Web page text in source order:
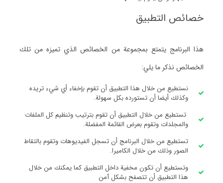
خصائص التطبيق
هذا البرنامج يتمتع بمجموعة من الخصائص الذي تميزه من تلك
الخصائص نذكر ما يلي:
نستطيع من خلال هذا التطبيق أن تقوم بإخفاء أي شيء تريده
وكذلك أيضا أن تستورده بكل سهولة.
تستطيع من خلال التطبيق أن تقوم بترتيب وتنظيم كل الملفات
والمجلدات وتقوم بعرض القائمة المفضلة.
تستطيع من خلال البرنامج أن تسجل الفيديوهات وتقوم بالتقاط
الصور وذلك من خلال الكاميرا.
وتستطيع أن تكون مخفية داخل التطبيق كما يمكنك من خلال
هذا التطبيق أن تتصفح بشكل آمن